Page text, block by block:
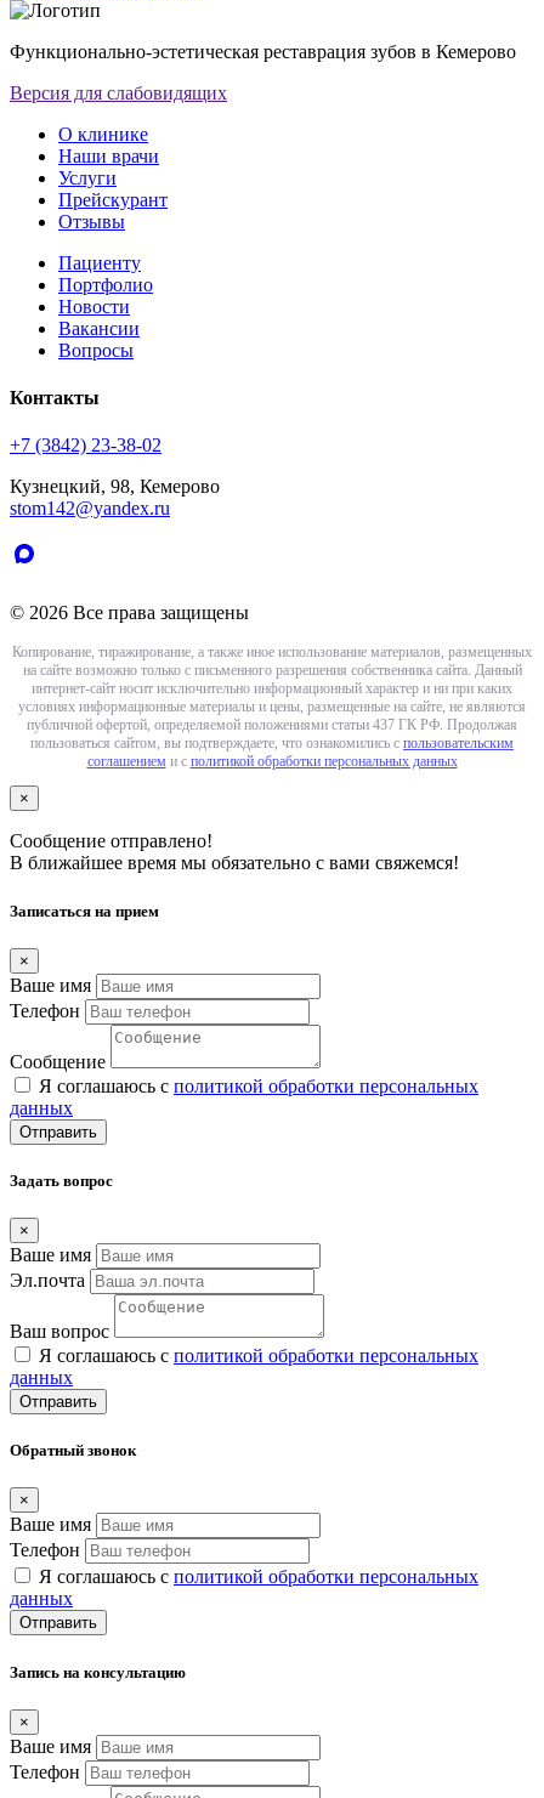
Функционально-эстетическая реставрация зубов в Кемерово
Версия для слабовидящих
О клинике
Наши врачи
Услуги
Прейскурант
Отзывы
Пациенту
Портфолио
Новости
Вакансии
Вопросы
Контакты
+7 (3842) 23-38-02
Кузнецкий, 98, Кемерово
stom142@yandex.ru
© 2026 Все права защищены
Копирование, тиражирование, а также иное использование материалов, размещенных
на сайте возможно только с письменного разрешения собственника сайта. Данный
интернет-сайт носит исключительно информационный характер и ни при каких
условиях информационные материалы и цены, размещенные на сайте, не являются
публичной офертой, определяемой положениями статьи 437 ГК РФ. Продолжая
пользоваться сайтом, вы подтверждаете, что ознакомились с пользовательским
соглашением и с политикой обработки персональных данных
×
Сообщение отправлено!
В ближайшее время мы обязательно с вами свяжемся!
Записаться на прием
×
Ваше имя
Телефон
Сообщение
Я соглашаюсь с политикой обработки персональных
данных
Отправить
Задать вопрос
×
Ваше имя
Эл.почта
Ваш вопрос
Я соглашаюсь с политикой обработки персональных
данных
Отправить
Обратный звонок
×
Ваше имя
Телефон
Я соглашаюсь с политикой обработки персональных
данных
Отправить
Запись на консультацию
×
Ваше имя
Телефон